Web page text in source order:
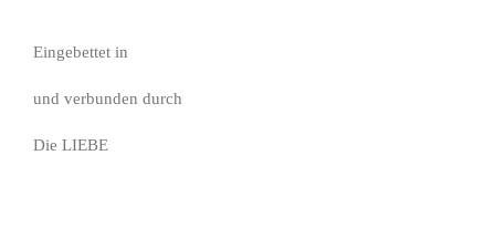
Eingebettet in
und verbunden durch
Die LIEBE